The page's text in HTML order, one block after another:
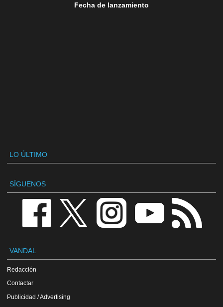
Fecha de lanzamiento
LO ÚLTIMO
SÍGUENOS
VANDAL
Redacción
Contactar
Publicidad / Advertising